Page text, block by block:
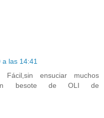
a las 14:41
ensuciar muchos
besote de OLI de